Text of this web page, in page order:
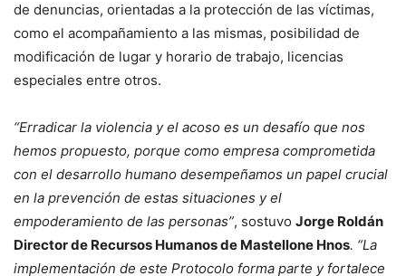
de denuncias, orientadas a la protección de las víctimas,
como el acompañamiento a las mismas, posibilidad de
modificación de lugar y horario de trabajo, licencias
especiales entre otros.
“Erradicar la violencia y el acoso es un desafío que nos
hemos propuesto, porque como empresa comprometida
con el desarrollo humano desempeñamos un papel crucial
en la prevención de estas situaciones y el
empoderamiento de las personas”, sostuvo Jorge Roldán
Director de Recursos Humanos de Mastellone Hnos. “La
implementación de este Protocolo forma parte y fortalece